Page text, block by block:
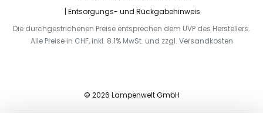
Entsorgungs- und Rückgabehinweis
Die durchgestrichenen Preise entsprechen dem UVP des Herstellers.
Alle Preise in CHF, inkl. 8.1% MwSt. und zzgl. Versandkosten
© 2026 Lampenwelt GmbH